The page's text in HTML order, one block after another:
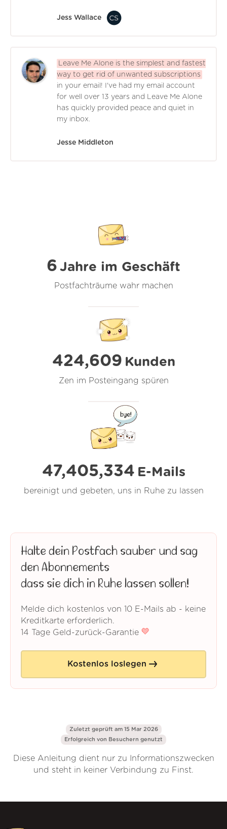
Jess Wallace
Leave Me Alone is the simplest and fastest
way to get rid of unwanted subscriptions
in your email! I've had my email account
for well over 13 years and Leave Me Alone
has quickly provided peace and quiet in
my inbox.
Jesse Middleton
6 Jahre im Geschäft
Postfachträume wahr machen
424,609 Kunden
Zen im Posteingang spüren
47,405,334 E-Mails
bereinigt und gebeten, uns in Ruhe zu lassen
Halte dein Postfach sauber und sag
den Abonnements
dass sie dich in Ruhe lassen sollen!
Melde dich kostenlos von 10 E-Mails ab - keine
Kreditkarte erforderlich.
14 Tage Geld-zurück-Garantie
Kostenlos loslegen
Zuletzt geprüft am 15 Mar 2026
Erfolgreich von Besuchern genutzt
Diese Anleitung dient nur zu Informationszwecken
und steht in keiner Verbindung zu Finst.